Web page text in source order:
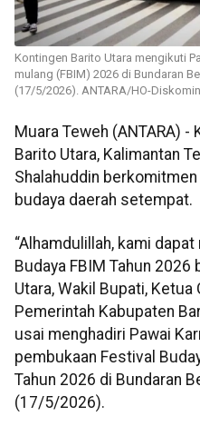
Kontingen Barito Utara mengikuti
mulang (FBIM) 2026 di Bundaran
(17/5/2026). ANTARA/HO-
Muara Teweh (ANTARA) -
Barito Utara, Kalimantan
Shalahuddin
budaya daerah setempat.
“Alhamdulillah, kami
Budaya FBIM Tahun
Utara, Wakil Bupati, Ketua
Pemerintah Kabupaten
usai menghadiri Pawai
pembukaan Festival
Tahun 2026 di Bundaran
(17/5/2026).